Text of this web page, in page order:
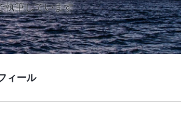
執筆しています
ィール